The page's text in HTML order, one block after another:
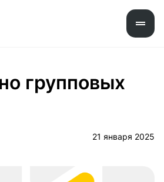
групповых
21 января 2025